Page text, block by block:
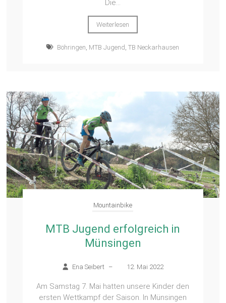
Die...
Weiterlesen
Böhringen, MTB Jugend , TB Neckarhausen
Mountainbike
MTB Jugend erfolgreich in
Münsingen
Ena Seibert – 12. Mai 2022
Am Samstag 7. Mai hatten unsere Kinder den
ersten Wettkampf der Saison. In Münsingen